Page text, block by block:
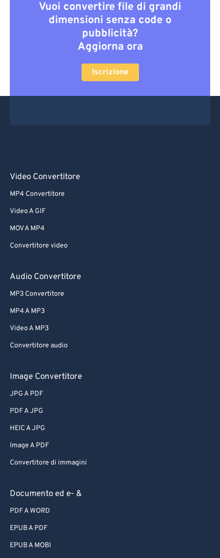
Vuoi convertire file di grandi
dimensioni senza code o
pubblicità?
Aggiorna ora
Iscrizione
Video Convertitore
MP4 Convertitore
Video A GIF
MOV A MP4
Convertitore video
Audio Convertitore
MP3 Convertitore
MP4 A MP3
Video A MP3
Convertitore audio
Image Convertitore
JPG A PDF
PDF A JPG
HEIC A JPG
Image A PDF
Convertitore di immagini
Documento ed e- &
PDF A WORD
EPUB A PDF
EPUB A MOBI